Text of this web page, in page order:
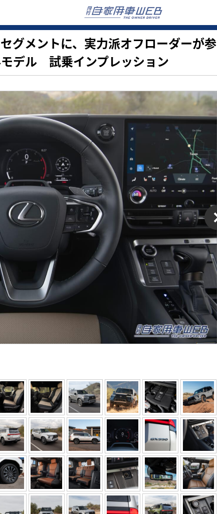
グメントに、実力派オフローダーが参
デル 試乗インプレッション